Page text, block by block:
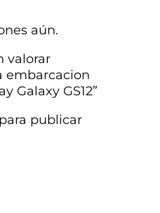
aún.
valorar
embarcacion
Galaxy GS12”
para publicar